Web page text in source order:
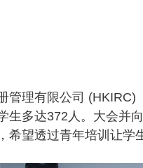
管理有限公司
生多达372人。大会并
望透过青年培训让学